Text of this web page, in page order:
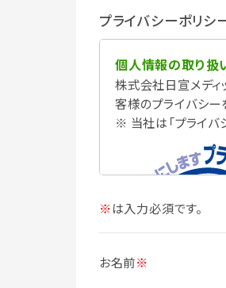
プライバシーポリシ
個人情報の取り扱
株式会社日宣メディ
客様のプライバシー
※ 当社は「プライバ
※は入力必須です。
お名前※